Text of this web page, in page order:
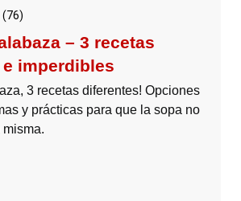
(76)
– 3 recetas
imperdibles
3 recetas diferentes! Opciones
y prácticas para que la sopa no